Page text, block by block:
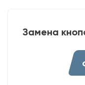
Замена